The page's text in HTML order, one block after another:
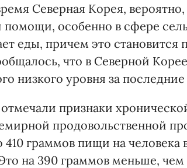
Северная Корея,
помощи, особенно в сфере
еды, причем это становится
что в Северной
низкого уровня за
признаки
продовольственной
410 граммов пищи на человека
на 390 граммов меньше,